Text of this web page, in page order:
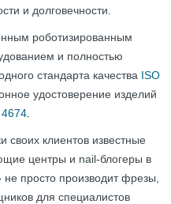
и долговечности.
роботизированным
и полностью
стандарта качества ISO
удостоверение изделий
своих клиентов известные
центры и nail-блогеры в
просто производит фрезы,
для специалистов